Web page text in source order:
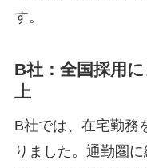
す。
B社：全国採用
上
B社では、在宅勤務
りました。通勤圏